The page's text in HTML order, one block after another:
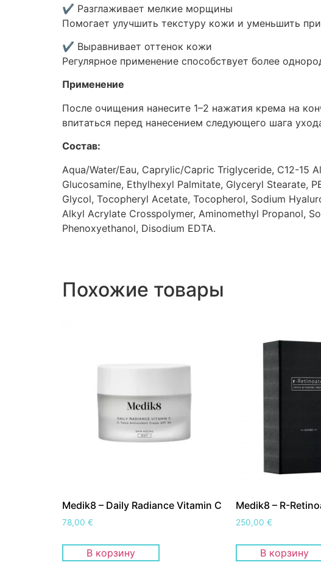
✔ Разглаживает мелкие морщины
Помогает улучшить текстуру кожи и уменьшить
✔ Выравнивает оттенок кожи
Регулярное применение способствует более
Применение
После очищения нанесите 1–2 нажатия крема на
впитаться перед нанесением следующего шага
Состав:
Aqua/Water/Eau, Caprylic/Capric Triglyceride, C12-15
Glucosamine, Ethylhexyl Palmitate, Glyceryl Stearate,
Glycol, Tocopheryl Acetate, Tocopherol, Sodium
Alkyl Acrylate Crosspolymer, Aminomethyl Propanol,
Phenoxyethanol, Disodium EDTA.
Похожие товары
Medik8 – Daily Radiance Vitamin C
78,00 €
В корзину
Medik8 – R-
250,00 €
В корзину